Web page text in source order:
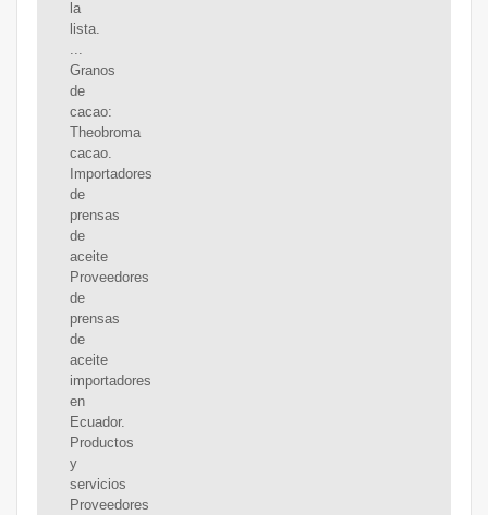
la
lista.
...
Granos
de
cacao:
Theobroma
cacao.
Importadores
de
prensas
de
aceite
Proveedores
de
prensas
de
aceite
importadores
en
Ecuador.
Productos
y
servicios
Proveedores